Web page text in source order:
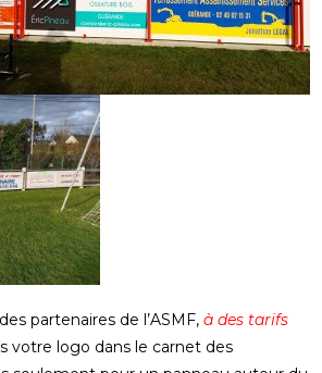
partenaires de l’ASMF,à des tarifs
votre logo dans le carnet des